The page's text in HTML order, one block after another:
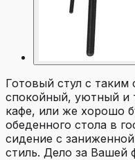
Готовый стул с
спокойный, уютный и
кафе, или же хорошо
обеденного стола в
сидение с
стиль. Дело за Вашей